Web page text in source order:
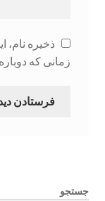
فروشگاه
مقالات مفید
ذخیره نام،
زمانی که
جستجو